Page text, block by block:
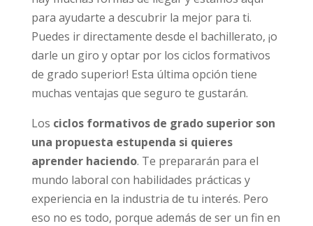
para ayudarte a descubrir la mejor para ti.
Puedes ir directamente desde el bachillerato, ¡o
darle un giro y optar por los ciclos formativos
de grado superior! Esta última opción tiene
muchas ventajas que seguro te gustarán.
Los ciclos formativos de grado superior son
una propuesta estupenda si quieres
aprender haciendo. Te prepararán para el
mundo laboral con habilidades prácticas y
experiencia en la industria de tu interés. Pero
eso no es todo, porque además de ser un fin en